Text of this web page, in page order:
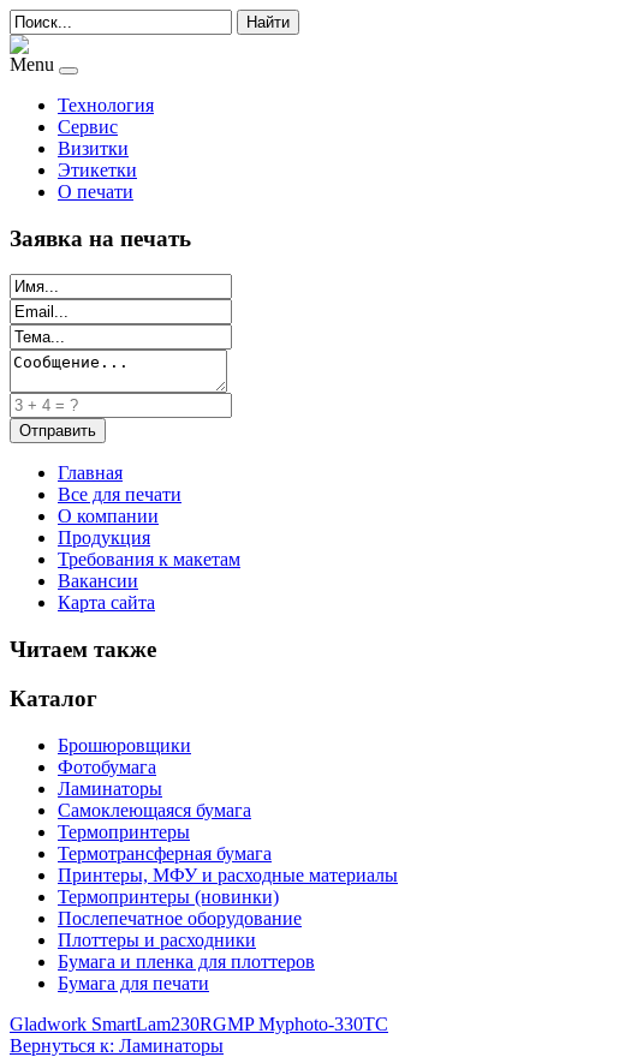
Найти
Menu
Технология
Сервис
Визитки
Этикетки
О печати
Заявка на печать
Главная
Все для печати
О компании
Продукция
Требования к макетам
Вакансии
Карта сайта
Читаем также
Каталог
Брошюровщики
Фотобумага
Ламинаторы
Самоклеющаяся бумага
Термопринтеры
Термотрансферная бумага
Принтеры, МФУ и расходные материалы
Термопринтеры (новинки)
Послепечатное оборудование
Плоттеры и расходники
Бумага и пленка для плоттеров
Бумага для печати
Gladwork SmartLam230RGMP Myphoto-330TC
Вернуться к: Ламинаторы